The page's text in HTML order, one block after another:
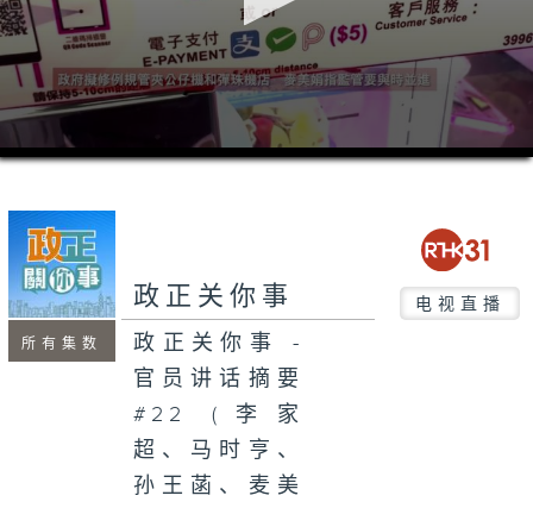
0
seconds
minutes,
seconds
所有集数
政正关你事 电视直播
政正关你事 -
官员讲话摘要
#22 (李家
超、马时亨、
孙王菡、麦美